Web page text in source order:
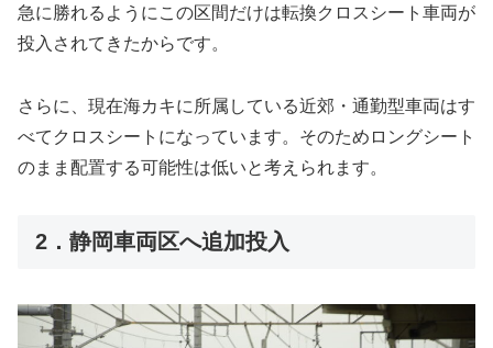
急に勝れるようにこの区間だけは転換クロスシート車両が
投入されてきたからです。
さらに、現在海カキに所属している近郊・通勤型車両はす
べてクロスシートになっています。そのためロングシート
のまま配置する可能性は低いと考えられます。
2．静岡車両区へ追加投入